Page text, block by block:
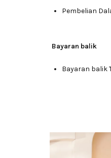
Pembelian
Bayaran balik
Bayaran balik